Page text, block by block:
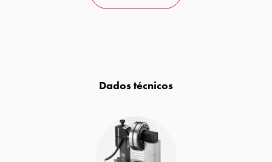
Dados técnicos